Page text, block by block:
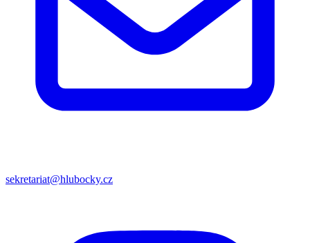
sekretariat@hlubocky.cz